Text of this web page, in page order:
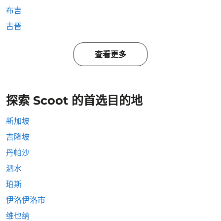
布吉
古晋
查看更多
探索 Scoot 的首选目的地
新加坡
吉隆坡
丹帕沙
泗水
珀斯
伊洛伊洛市
维也纳